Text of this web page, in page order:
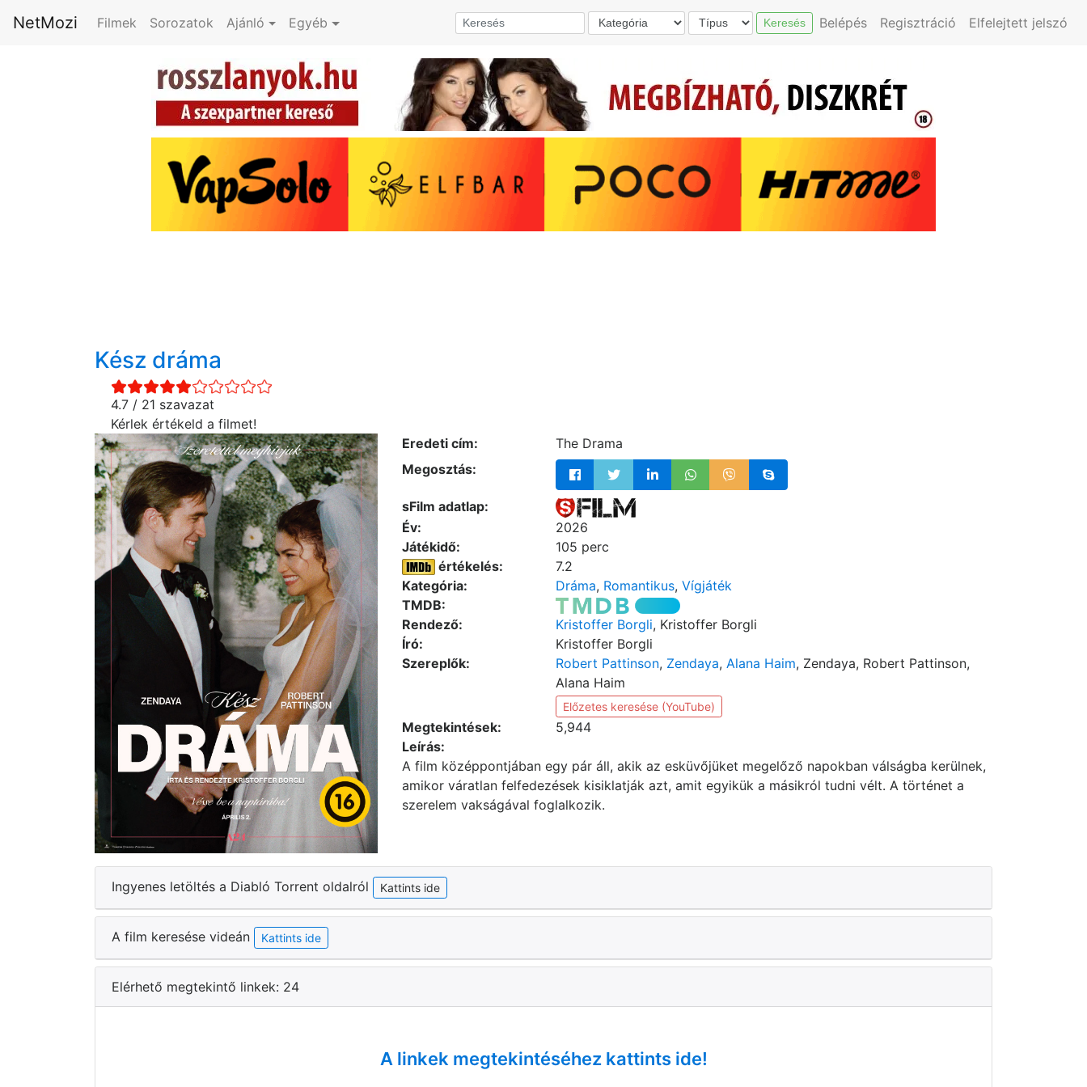
NetMozi Filmek Sorozatok Ajánló Egyéb Keresés Belépés Regisztráció Elfelejtett jelszó
Kész dráma
4.7 / 21 szavazat
Kérlek értékeld a filmet!
Eredeti cím:
The Drama
Megosztás:
sFilm adatlap:
Év:
2026
Játékidő:
105 perc
értékelés:
7.2
Kategória:
Dráma, Romantikus, Vígjáték
TMDB:
Rendező:
Kristoffer Borgli, Kristoffer Borgli
Író:
Kristoffer Borgli
Szereplők:
Robert Pattinson, Zendaya, Alana Haim, Zendaya, Robert Pattinson,
Alana Haim
Előzetes keresése (YouTube)
Megtekintések:
5,944
Leírás:
A film középpontjában egy pár áll, akik az esküvőjüket megelőző napokban válságba kerülnek,
amikor váratlan felfedezések kisiklatják azt, amit egyikük a másikról tudni vélt. A történet a
szerelem vakságával foglalkozik.
Ingyenes letöltés a Diabló Torrent oldalról Kattints ide
A film keresése videán Kattints ide
Elérhető megtekintő linkek: 24
A linkek megtekintéséhez kattints ide!